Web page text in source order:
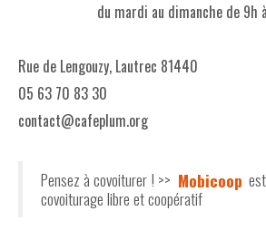
du mardi au dimanche de 9h
Rue de Lengouzy, Lautrec 81440
05 63 70 83 30
contact@cafeplum.org
Pensez à covoiturer ! >> Mobicoop
covoiturage libre et coopératif